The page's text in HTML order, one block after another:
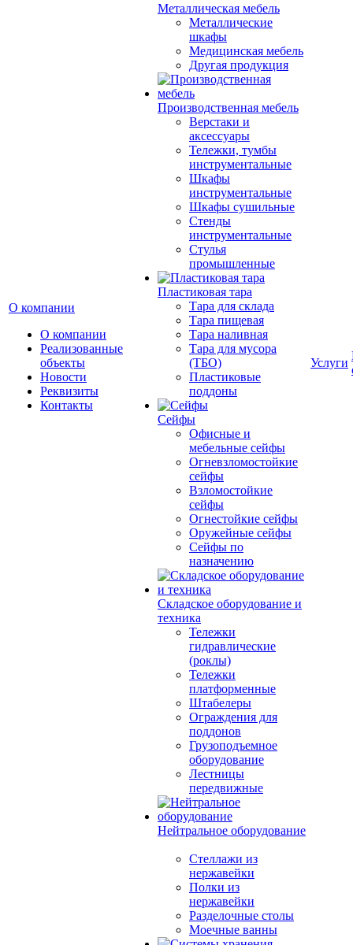
О компании
О компании
Реализованные
объекты
Новости
Реквизиты
Контакты
Металлическая мебель
Металлические
шкафы
Медицинская мебель
Другая продукция
Производственная мебель
Верстаки и
аксессуары
Тележки, тумбы
инструментальные
Шкафы
инструментальные
Шкафы сушильные
Стенды
инструментальные
Cтулья
промышленные
Пластиковая тара
Тара для склада
Тара пищевая
Тара наливная
Тара для мусора
(ТБО)
Пластиковые
поддоны
Сейфы
Офисные и
мебельные сейфы
Огневзломостойкие
сейфы
Взломостойкие
сейфы
Огнестойкие сейфы
Оружейные сейфы
Сейфы по
назначению
Складское оборудование и
техника
Тележки
гидравлические
(роклы)
Тележки
платформенные
Штабелеры
Ограждения для
поддонов
Грузоподъемное
оборудование
Лестницы
передвижные
Нейтральное оборудование
Стеллажи из
нержавейки
Полки из
нержавейки
Разделочные столы
Моечные ванны
Услуги